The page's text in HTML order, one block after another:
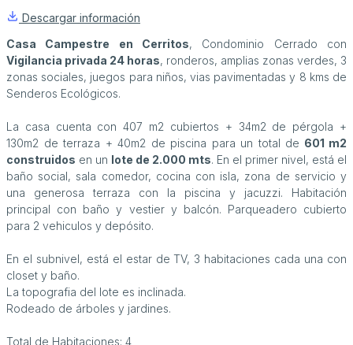
Descargar información
Casa Campestre en Cerritos, Condominio Cerrado con
Vigilancia privada 24 horas, ronderos, amplias zonas verdes, 3
zonas sociales, juegos para niños, vias pavimentadas y 8 kms de
Senderos Ecológicos.
La casa cuenta con 407 m2 cubiertos + 34m2 de pérgola +
130m2 de terraza + 40m2 de piscina para un total de 601 m2
construidos en un lote de 2.000 mts. En el primer nivel, está el
baño social, sala comedor, cocina con isla, zona de servicio y
una generosa terraza con la piscina y jacuzzi. Habitación
principal con baño y vestier y balcón. Parqueadero cubierto
para 2 vehiculos y depósito.
En el subnivel, está el estar de TV, 3 habitaciones cada una con
closet y baño.
La topografia del lote es inclinada.
Rodeado de árboles y jardines.
Total de Habitaciones: 4